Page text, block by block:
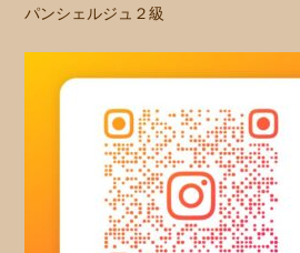
パンシェルジュ２級